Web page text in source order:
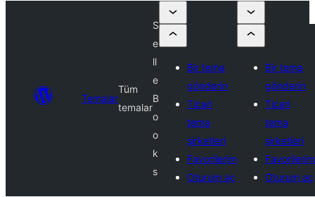
Temalar
Tüm
temalar
S
e
ll
e
B
o
o
k
s
Bir tema
gönderin
Ticari
tema
şirketleri
Favorilerim
Oturum aç
Bir tema
gönderin
Ticari
tema
şirketleri
Favorilerim
Oturum aç